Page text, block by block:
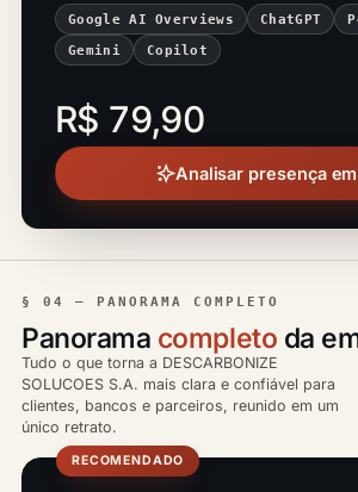
Google AI Overviews ChatGPT
Gemini Copilot
R$ 79,90
Analisar presença
§ 04 — PANORAMA COMPLETO
Panorama completo da
Tudo o que torna a DESCARBONIZE
SOLUCOES S.A. mais clara e confiável para
clientes, bancos e parceiros, reunido em um
único retrato.
RECOMENDADO